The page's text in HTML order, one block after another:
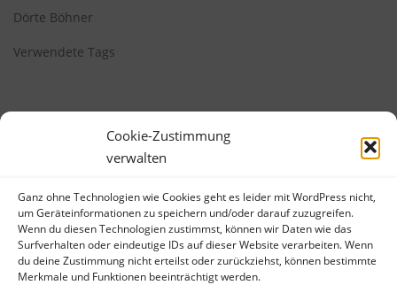
Cookie-Zustimmung
verwalten
Ganz ohne Technologien wie Cookies geht es leider mit WordPress nicht,
um Geräteinformationen zu speichern und/oder darauf zuzugreifen.
Wenn du diesen Technologien zustimmst, können wir Daten wie das
Surfverhalten oder eindeutige IDs auf dieser Website verarbeiten. Wenn
du deine Zustimmung nicht erteilst oder zurückziehst, können bestimmte
Merkmale und Funktionen beeinträchtigt werden.
Dörte Böhner
Verwendete Tags
META
Anmelden
Eintrags-Feed